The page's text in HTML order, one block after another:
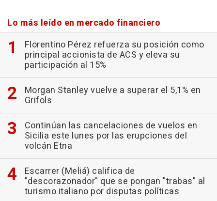
Lo más leído en mercado financiero
Florentino Pérez refuerza su posición como
principal accionista de ACS y eleva su
participación al 15%
Morgan Stanley vuelve a superar el 5,1% en
Grifols
Continúan las cancelaciones de vuelos en
Sicilia este lunes por las erupciones del
volcán Etna
Escarrer (Meliá) califica de
"descorazonador" que se pongan "trabas" al
turismo italiano por disputas políticas